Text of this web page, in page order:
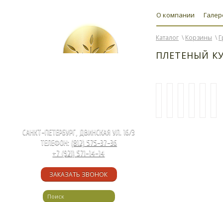
О компании
САНКТ-ПЕТЕРБУРГ, ДВИНСКАЯ УЛ. 16/3
ТЕЛЕФОН: (812) 575-37-36
+7 (921) 571-14-14
ЗАКАЗАТЬ ЗВОНОК
Каталог \ Корзины \
ПЛЕТЕНЫЙ